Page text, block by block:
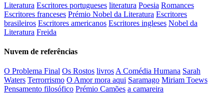
Literatura Escritores portugueses literatura Poesia Romances
Escritores franceses Prémio Nobel da Literatura Escritores
brasileiros Escritores americanos Escritores ingleses Nobel da
Literatura Freida
Nuvem de referências
O Problema Final Os Rostos livros A Comédia Humana Sarah
Waters Terrorrismo O Amor mora aqui Saramago Miriam Toews
Pensamento filosófico Prémio Camões a camareira